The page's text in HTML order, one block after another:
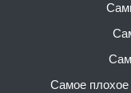
Самое плохое